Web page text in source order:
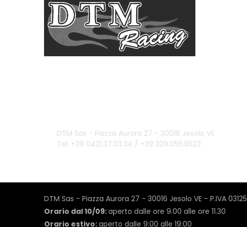
DTM Sas - Piazza Aurora 27 - 30016 Jesolo VE
Tel: +39 0421.37.03.34 / +39 329.056.8522
DTM Sas - Piazza Aurora 27 - 30016 Jesolo VE - P.IVA
Orario dal 10/09:aperto dalle ore 9.00 alle ore 11.30
Orario estivo:aperto dalle 9:00 alle 19:00